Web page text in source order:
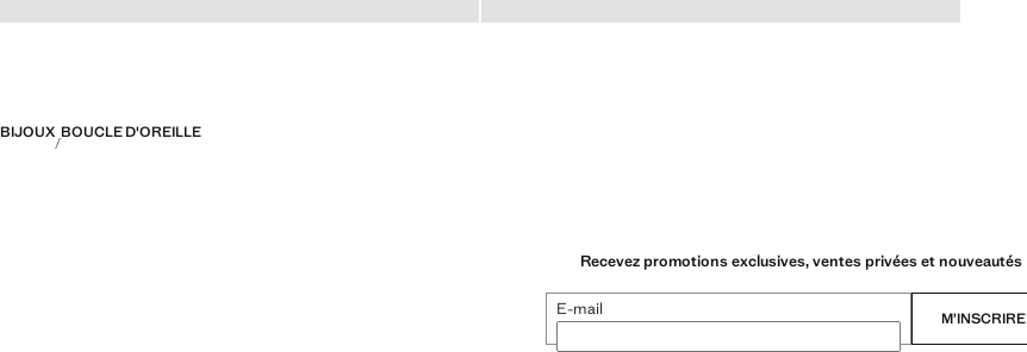
BIJOUX BOUCLE D'OREILLE
Recevez promotions exclusives, ventes privées et nouveautés
E-mail M’INSCRIRE